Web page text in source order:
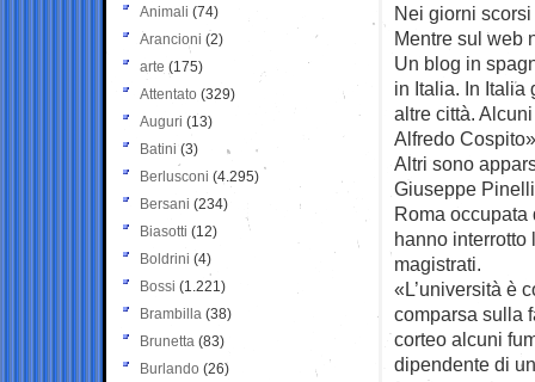
Nei giorni
Mentre sul web
Un blog in
in Italia. In Italia
altre città.
Alfredo
Altri sono
Giuseppe
Roma
hanno interrotto
magistrati.
«L’università è
comparsa sulla
corteo alcuni
dipendente di
Animali (74)
Arancioni (2)
arte (175)
Attentato (329)
Auguri (13)
Batini (3)
Berlusconi (4.295)
Bersani (234)
Biasotti (12)
Boldrini (4)
Bossi (1.221)
Brambilla (38)
Brunetta (83)
Burlando (26)